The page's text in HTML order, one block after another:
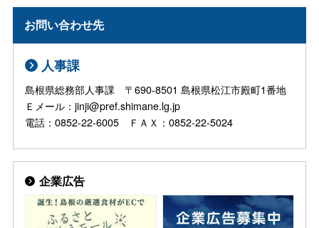
お問い合わせ先
人事課
島根県総務部人事課 〒690-8501 島根県松江市殿町1番地
Ｅメール：jinji@pref.shimane.lg.jp
電話：0852-22-6005 ＦＡＸ：0852-22-5024
企業広告